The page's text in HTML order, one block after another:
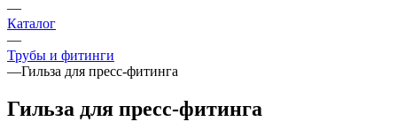
—
Каталог
—
Трубы и фитинги
—Гильза для пресс-фитинга
Гильза для пресс-фитинга